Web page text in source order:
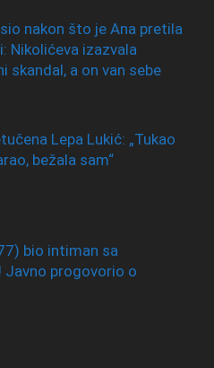
nakon što je Ana pretila
Nikolićeva izazvala
skandal, a on van sebe
Lepa Lukić: „Tukao
bežala sam“
bio intiman sa
Javno progovorio o